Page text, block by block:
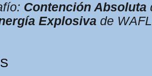
Contención Absoluta
Explosiva de